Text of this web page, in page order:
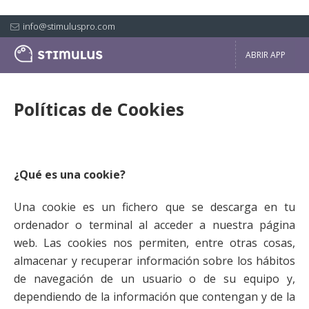
info@stimuluspro.com
ABRIR APP
Políticas de Cookies
¿Qué es una cookie?
Una cookie es un fichero que se descarga en tu
ordenador o terminal al acceder a nuestra página
web. Las cookies nos permiten, entre otras cosas,
almacenar y recuperar información sobre los hábitos
de navegación de un usuario o de su equipo y,
dependiendo de la información que contengan y de la